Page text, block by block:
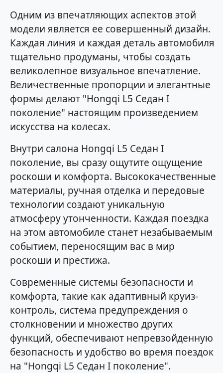
Одним из впечатляющих аспектов этой
модели является ее совершенный дизайн.
Каждая линия и каждая деталь автомобиля
тщательно продуманы, чтобы создать
великолепное визуальное впечатление.
Величественные пропорции и элегантные
формы делают "Hongqi L5 Седан I
поколение" настоящим произведением
искусства на колесах.
Внутри салона Hongqi L5 Седан I
поколение, вы сразу ощутите ощущение
роскоши и комфорта. Высококачественные
материалы, ручная отделка и передовые
технологии создают уникальную
атмосферу утонченности. Каждая поездка
на этом автомобиле станет незабываемым
событием, переносящим вас в мир
роскоши и престижа.
Современные системы безопасности и
комфорта, такие как адаптивный круиз-
контроль, система предупреждения о
столкновении и множество других
функций, обеспечивают непревзойденную
безопасность и удобство во время поездок
на "Hongqi L5 Седан I поколение".